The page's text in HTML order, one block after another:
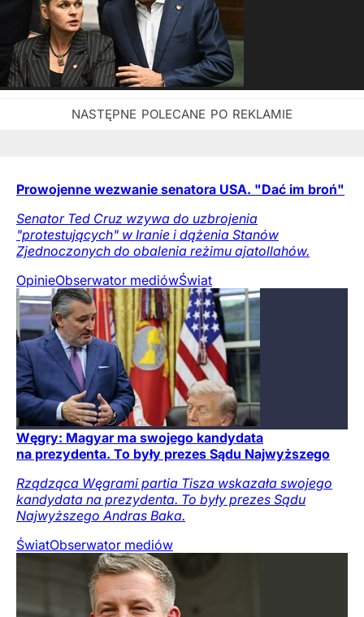
Prowojenne wezwanie senatora USA. "Dać im broń"
Senator Ted Cruz wzywa do uzbrojenia
"protestujących" w Iranie i dążenia Stanów
Zjednoczonych do obalenia reżimu ajatollahów.
OpinieObserwator mediówŚwiat
Węgry: Magyar ma swojego kandydata
na prezydenta. To były prezes Sądu Najwyższego
Rządząca Węgrami partia Tisza wskazała swojego
kandydata na prezydenta. To były prezes Sądu
Najwyższego Andras Baka.
ŚwiatObserwator mediów